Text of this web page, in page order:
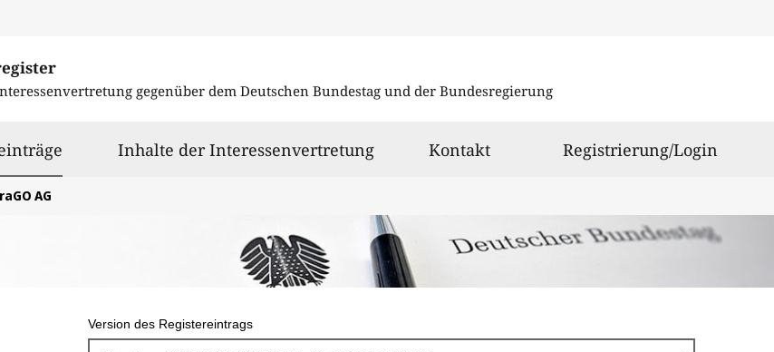
gegenüber dem Deutschen Bundestag und der Bundesregierung
ausgewähltInhalte der Interessenvertretung Kontakt Registrierung/Login
AG
Version des Registereintrags